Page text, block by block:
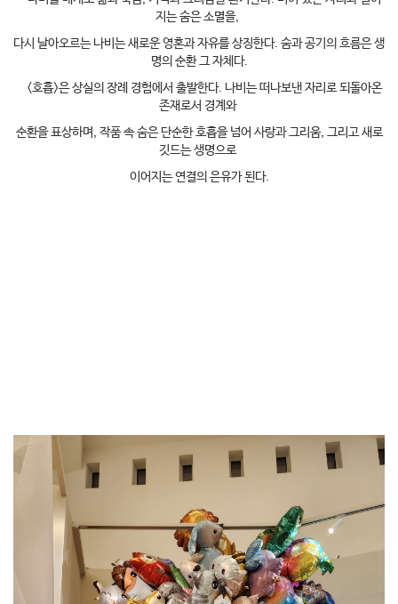
지는 숨은 소멸을,
다시 날아오르는 나비는 새로운 영혼과 자유를 상징한다. 숨과 공기의 흐름은 생
명의 순환 그 자체다.
<호흡>은 상실의 장례 경험에서 출발한다. 나비는 떠나보낸 자리로 되돌아온
존재로서 경계와
순환을 표상하며, 작품 속 숨은 단순한 호흡을 넘어 사랑과 그리움, 그리고 새로
깃드는 생명으로
이어지는 연결의 은유가 된다.